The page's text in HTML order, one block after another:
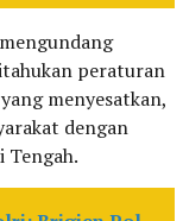
peraturan
menyesatkan,
dengan
Tengah.